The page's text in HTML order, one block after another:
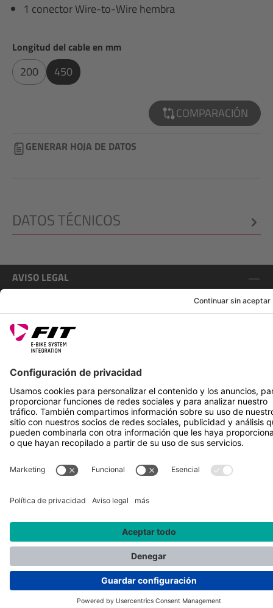
1 conector Wire-to-Wire hembra
Seleccione
Longitud del cable en mm
200 450
COMPARACIÓN
GENERAR HOJA DE DATOS
DATOS TÉCNICOS
AVISO LEGAL
SÍGUENOS EN
*Precio de venta recomendado incl. IVA más gastos de envío